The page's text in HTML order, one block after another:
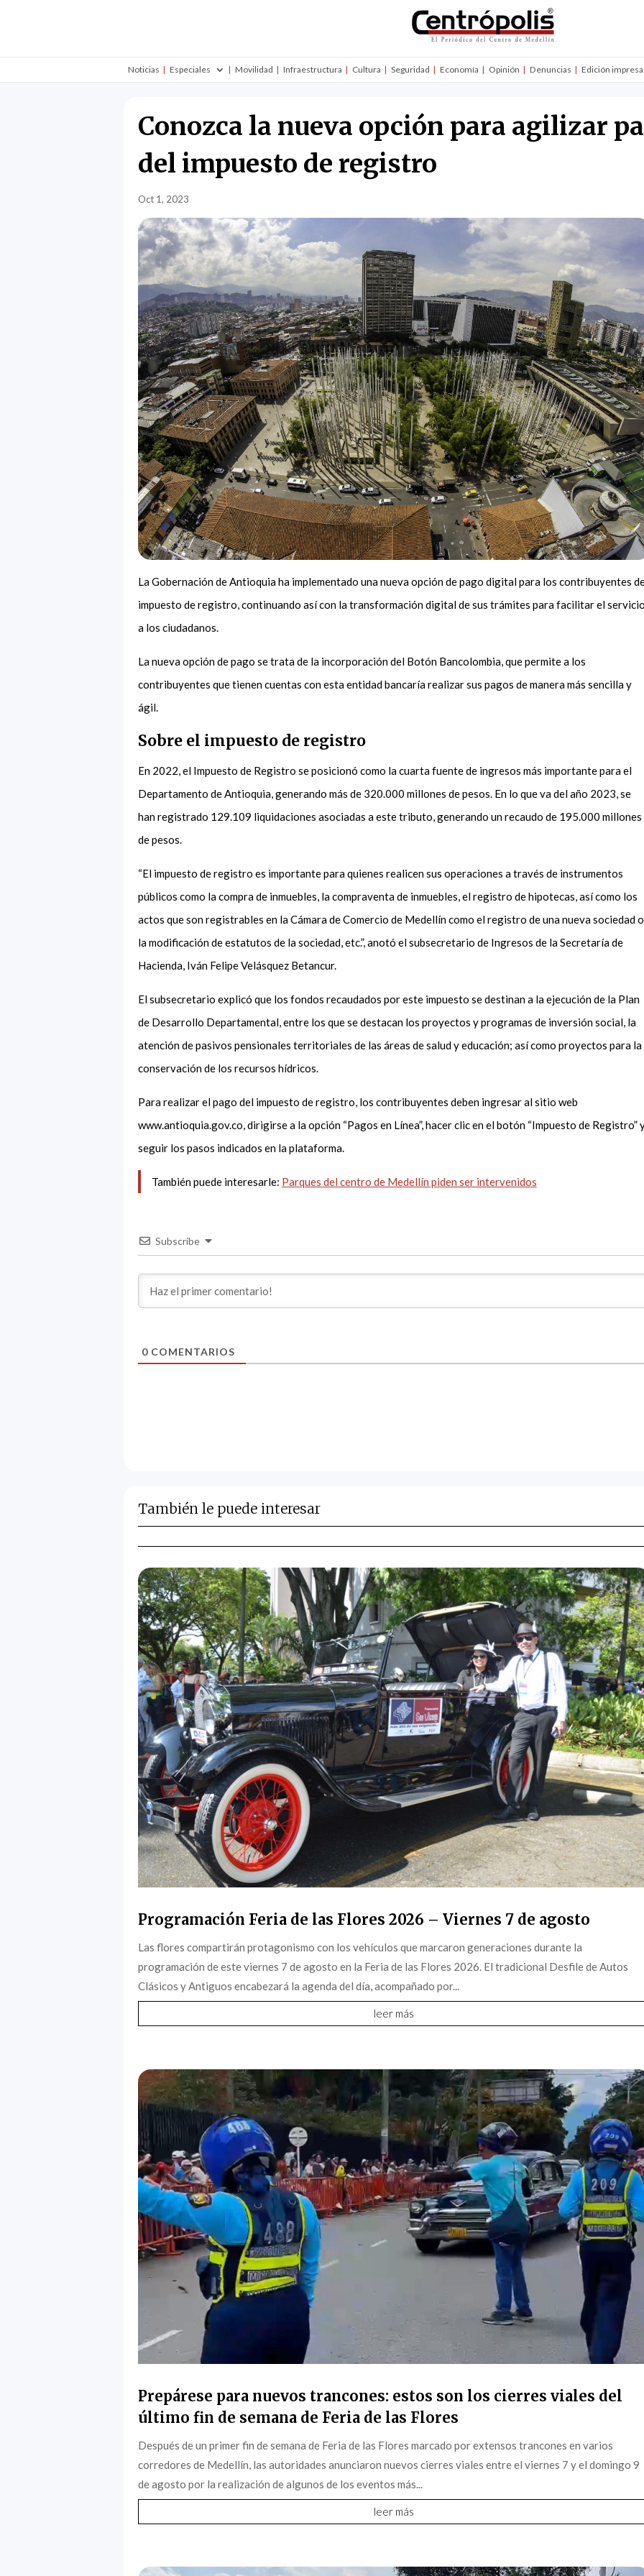
Noticias Especiales Movilidad Infraestructura Cultura Seguridad Economía Opinión Denuncias Edición impresa
Conozca la nueva opción para agilizar
del impuesto de registro
Oct 1, 2023
La Gobernación de Antioquia ha implementado una nueva opción de pago digital para los contribuyentes
impuesto de registro, continuando así con la transformación digital de sus trámites para facilitar el
a los ciudadanos.
La nueva opción de pago se trata de la incorporación del Botón Bancolombia, que permite a los
contribuyentes que tienen cuentas con esta entidad bancaría realizar sus pagos de manera más sencilla y
ágil.
Sobre el impuesto de registro
En 2022, el Impuesto de Registro se posicionó como la cuarta fuente de ingresos más importante para el
Departamento de Antioquia, generando más de 320.000 millones de pesos. En lo que va del año 2023, se
han registrado 129.109 liquidaciones asociadas a este tributo, generando un recaudo de 195.000 millones
de pesos.
“El impuesto de registro es importante para quienes realicen sus operaciones a través de instrumentos
públicos como la compra de inmuebles, la compraventa de inmuebles, el registro de hipotecas, así como los
actos que son registrables en la Cámara de Comercio de Medellín como el registro de una nueva sociedad o
la modificación de estatutos de la sociedad, etc.”, anotó el subsecretario de Ingresos de la Secretaría de
Hacienda, Iván Felipe Velásquez Betancur.
El subsecretario explicó que los fondos recaudados por este impuesto se destinan a la ejecución de la Plan
de Desarrollo Departamental, entre los que se destacan los proyectos y programas de inversión social, la
atención de pasivos pensionales territoriales de las áreas de salud y educación; así como proyectos para la
conservación de los recursos hídricos.
Para realizar el pago del impuesto de registro, los contribuyentes deben ingresar al sitio web
www.antioquia.gov.co, dirigirse a la opción “Pagos en Línea”, hacer clic en el botón “Impuesto de Registro”
seguir los pasos indicados en la plataforma.
También puede interesarle: Parques del centro de Medellín piden ser intervenidos
Subscribe
0 COMENTARIOS
También le puede interesar
Programación Feria de las Flores 2026 – Viernes 7 de agosto
Las flores compartirán protagonismo con los vehículos que marcaron generaciones durante la
programación de este viernes 7 de agosto en la Feria de las Flores 2026. El tradicional Desfile de Autos
Clásicos y Antiguos encabezará la agenda del día, acompañado por...
leer más
Prepárese para nuevos trancones: estos son los cierres viales del
último fin de semana de Feria de las Flores
Después de un primer fin de semana de Feria de las Flores marcado por extensos trancones en varios
corredores de Medellín, las autoridades anunciaron nuevos cierres viales entre el viernes 7 y el domingo 9
de agosto por la realización de algunos de los eventos más...
leer más